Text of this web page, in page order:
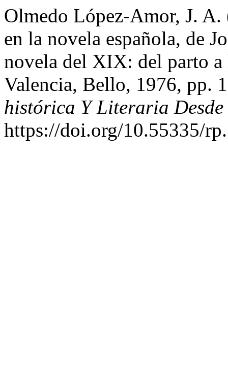
Olmedo López-Amor, J.
en la novela española, de
novela del XIX: del parto
Valencia, Bello, 1976, pp.
histórica Y Literaria
https://doi.org/10.55335/